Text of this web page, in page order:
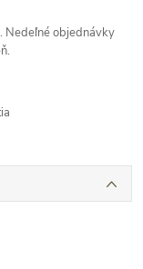
Nedeľné objednávky